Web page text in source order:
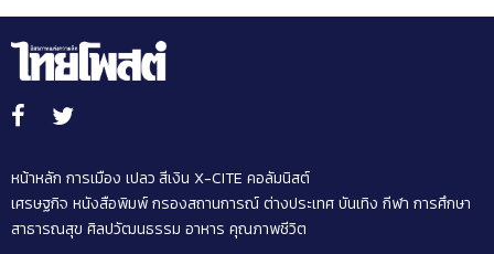
หน้าหลัก การเมือง เปลว สีเงิน X-CITE คอลัมนิสต์
เศรษฐกิจ หนังสือพิมพ์กรองสถานการณ์ต่างประเทศบันเทิง กีฬา การศึกษา
สาธารณสุข ศิลปวัฒนธรรม อาหาร คุณภาพชีวิต